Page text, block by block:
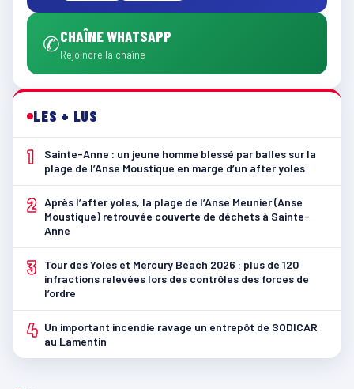
✆CHAÎNE WHATSAPP
Rejoindre la chaîne
LES + LUS
1
Sainte-Anne : un jeune homme blessé par balles sur la
plage de l’Anse Moustique en marge d’un after yoles
2 Après l’after yoles, la plage de l’Anse Meunier (Anse
Moustique) retrouvée couverte de déchets à Sainte-
Anne
3
Tour des Yoles et Mercury Beach 2026 : plus de 120
infractions relevées lors des contrôles des forces de
l’ordre
4 Un important incendie ravage un entrepôt de SODICAR
au Lamentin